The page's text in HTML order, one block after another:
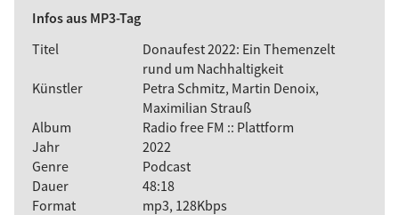
Infos aus MP3-Tag
Titel
Donaufest 2022: Ein Themenzelt
rund um Nachhaltigkeit
Künstler
Petra Schmitz, Martin Denoix,
Maximilian Strauß
Album
Radio free FM :: Plattform
Jahr
2022
Genre
Podcast
Dauer
48:18
Format
mp3, 128Kbps